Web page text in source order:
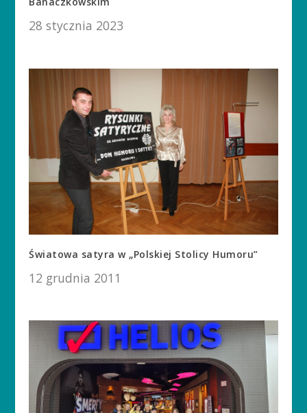
28 stycznia 2023
Światowa satyra w „Polskiej Stolicy Humoru”
12 grudnia 2011